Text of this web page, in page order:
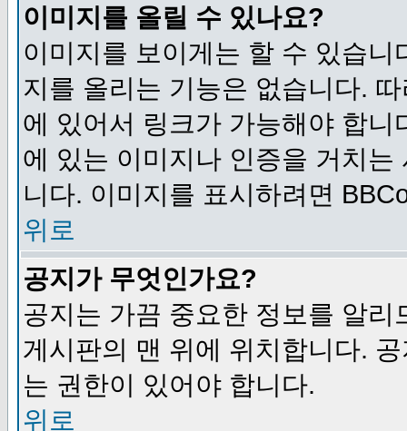
이미지를 올릴 수 있나요?
이미지를 보이게는 할 수 있습
지를 올리는 기능은 없습니다.
에 있어서 링크가 가능해야 합
에 있는 이미지나 인증을 거치
니다. 이미지를 표시하려면
위로
공지가 무엇인가요?
공지는 가끔 중요한 정보를 알
게시판의 맨 위에 위치합니다.
는 권한이 있어야 합니다.
위로